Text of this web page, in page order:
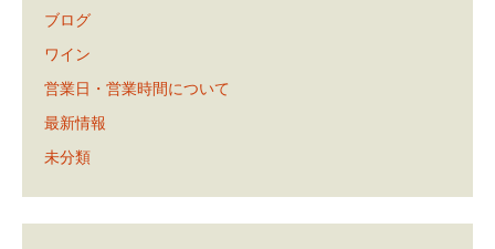
ブログ
ワイン
営業日・営業時間について
最新情報
未分類